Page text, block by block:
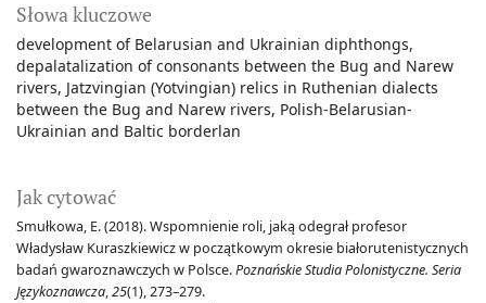
Słowa kluczowe
development of Belarusian and Ukrainian diphthongs
depalatalization of consonants between the Bug and Narew
rivers Jatzvingian (Yotvingian) relics in Ruthenian dialects
between the Bug and Narew rivers Polish-Belarusian-
Ukrainian and Baltic borderlan
Jak cytować
Smułkowa, E. (2018). Wspomnienie roli, jaką odegrał profesor
Władysław Kuraszkiewicz w początkowym okresie białorutenistycznych
badań gwaroznawczych w Polsce.Poznańskie Studia Polonistyczne. Seria
Językoznawcza,25(1), 273–279.